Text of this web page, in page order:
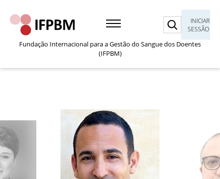
INICIAR
SESSÃO
Fundação Internacional para a Gestão do Sangue dos Doentes
(IFPBM)